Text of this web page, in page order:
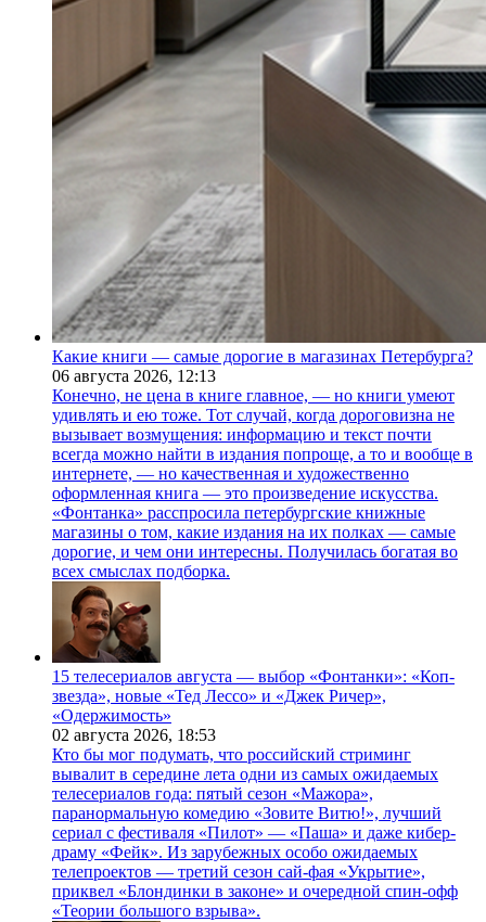
Какие книги — самые дорогие в магазинах Петербурга?
06 августа 2026, 12:13
Конечно, не цена в книге главное, — но книги умеют
удивлять и ею тоже. Тот случай, когда дороговизна не
вызывает возмущения: информацию и текст почти
всегда можно найти в издания попроще, а то и вообще в
интернете, — но качественная и художественно
оформленная книга — это произведение искусства.
«Фонтанка» расспросила петербургские книжные
магазины о том, какие издания на их полках — самые
дорогие, и чем они интересны. Получилась богатая во
всех смыслах подборка.
15 телесериалов августа — выбор «Фонтанки»: «Коп-
звезда», новые «Тед Лессо» и «Джек Ричер»,
«Одержимость»
02 августа 2026, 18:53
Кто бы мог подумать, что российский стриминг
вывалит в середине лета одни из самых ожидаемых
телесериалов года: пятый сезон «Мажора»,
паранормальную комедию «Зовите Витю!», лучший
сериал с фестиваля «Пилот» — «Паша» и даже кибер-
драму «Фейк». Из зарубежных особо ожидаемых
телепроектов — третий сезон сай-фая «Укрытие»,
приквел «Блондинки в законе» и очередной спин-офф
«Теории большого взрыва».